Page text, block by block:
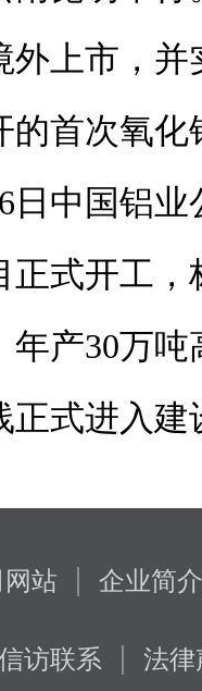
外上市，
的首次氧化
日中国铝
正式开工
年产30万
正式进入建
站 | 企业简介
访联系 | 法律